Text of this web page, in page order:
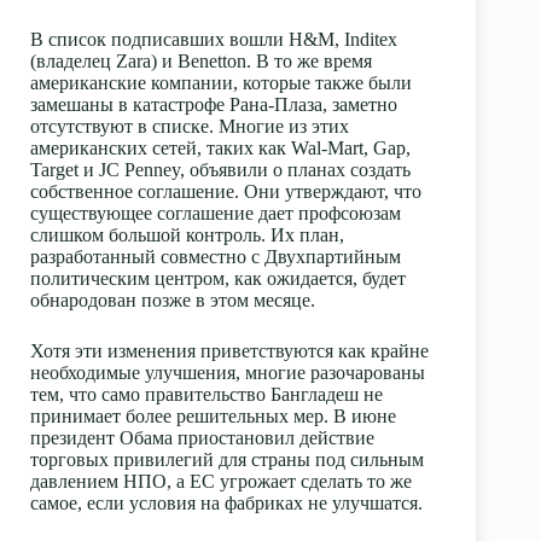
В список подписавших вошли H&M, Inditex
(владелец Zara) и Benetton. В то же время
американские компании, которые также были
замешаны в катастрофе Рана-Плаза, заметно
отсутствуют в списке. Многие из этих
американских сетей, таких как Wal-Mart, Gap,
Target и JC Penney, объявили о планах создать
собственное соглашение. Они утверждают, что
существующее соглашение дает профсоюзам
слишком большой контроль. Их план,
разработанный совместно с Двухпартийным
политическим центром, как ожидается, будет
обнародован позже в этом месяце.
Хотя эти изменения приветствуются как крайне
необходимые улучшения, многие разочарованы
тем, что само правительство Бангладеш не
принимает более решительных мер. В июне
президент Обама приостановил действие
торговых привилегий для страны под сильным
давлением НПО, а ЕС угрожает сделать то же
самое, если условия на фабриках не улучшатся.